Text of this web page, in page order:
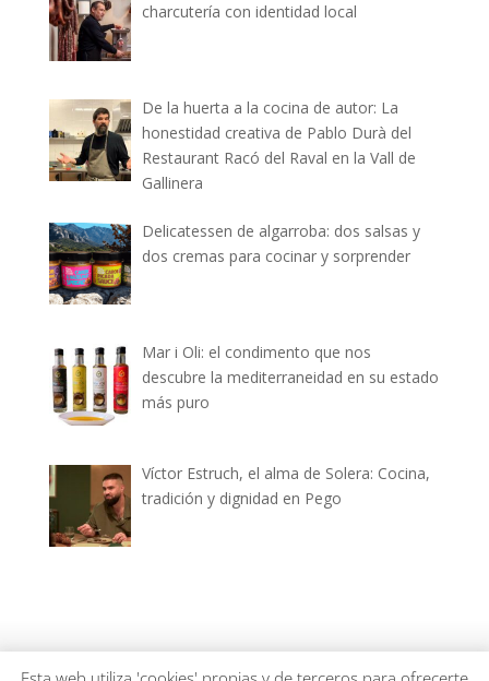
charcutería con identidad local
De la huerta a la cocina de autor: La
honestidad creativa de Pablo Durà del
Restaurant Racó del Raval en la Vall de
Gallinera
Delicatessen de algarroba: dos salsas y
dos cremas para cocinar y sorprender
Mar i Oli: el condimento que nos
descubre la mediterraneidad en su estado
más puro
Víctor Estruch, el alma de Solera: Cocina,
tradición y dignidad en Pego
dianiagastronomica.com © 2026